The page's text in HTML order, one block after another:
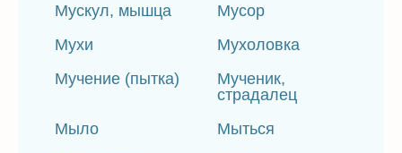
Мускул, мышца
Мусор
Мухи
Мухоловка
Мучение (пытка)
Мученик,
страдалец
Мыло
Мыться